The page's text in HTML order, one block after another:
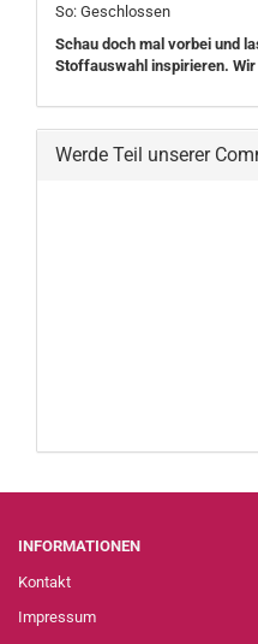
So: Geschlossen
Schau doch mal vorbei und
Stoffauswahl inspirieren.
Werde Teil unserer
INFORMATIONEN
Kontakt
Impressum